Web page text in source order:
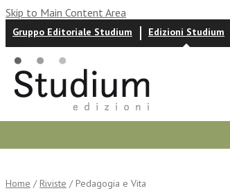
Skip to Main Content Area
Gruppo Editoriale Studium Edizioni Studium
Home / Riviste / Pedagogia e Vita